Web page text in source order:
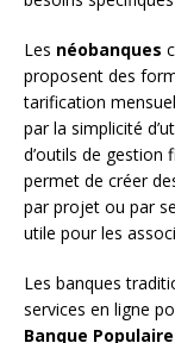
Les néobanques
proposent des
tarification
par la simplicité
d’outils de gestion
permet de créer
par projet ou par
utile pour les
Les banques
services en ligne
Banque Populaire